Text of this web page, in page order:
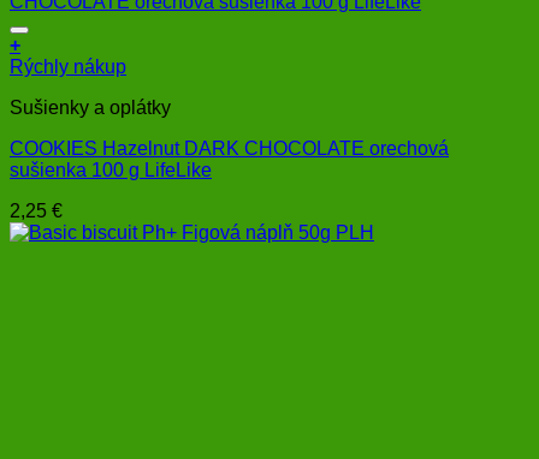
+
Rýchly nákup
Sušienky a oplátky
COOKIES Hazelnut DARK CHOCOLATE orechová
sušienka 100 g LifeLike
2,25 €